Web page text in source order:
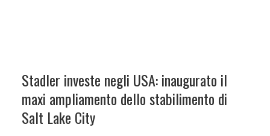
Stadler investe negli USA: inaugurato il
maxi ampliamento dello stabilimento di
Salt Lake City